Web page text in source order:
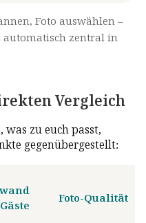
Foto auswählen –
zentral in
Vergleich
zu euch passt,
gegenübergestellt:
Foto-Qualität